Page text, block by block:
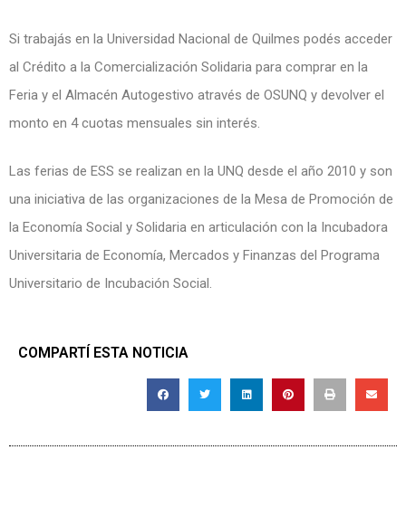
Si trabajás en la Universidad Nacional de Quilmes podés acceder
al Crédito a la Comercialización Solidaria para comprar en la
Feria y el Almacén Autogestivo através de OSUNQ y devolver el
monto en 4 cuotas mensuales sin interés.
Las ferias de ESS se realizan en la UNQ desde el año 2010 y son
una iniciativa de las organizaciones de la Mesa de Promoción de
la Economía Social y Solidaria en articulación con la Incubadora
Universitaria de Economía, Mercados y Finanzas del Programa
Universitario de Incubación Social.
COMPARTÍ ESTA NOTICIA